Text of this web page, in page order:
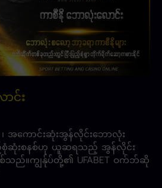
င်း
အကောင်းဆုံးအွန်လိုင်းဘောလုံး
ည့်စုံဆုံးစနစ်ဟု ယူဆရသည့် အွန်လိုင်း
စ်သည်။ကျွန်ုပ်တို့၏ UFABET ဝက်ဘ်ဆို